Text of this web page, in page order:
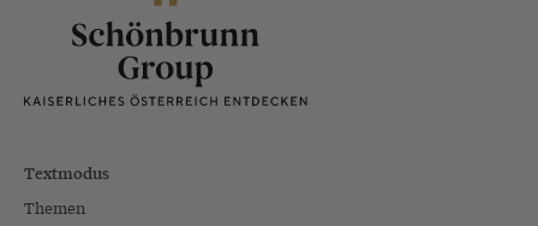
Textmodus
Themen